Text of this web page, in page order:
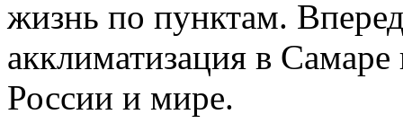
жизнь по пунктам.
акклиматизация в
России и мире.